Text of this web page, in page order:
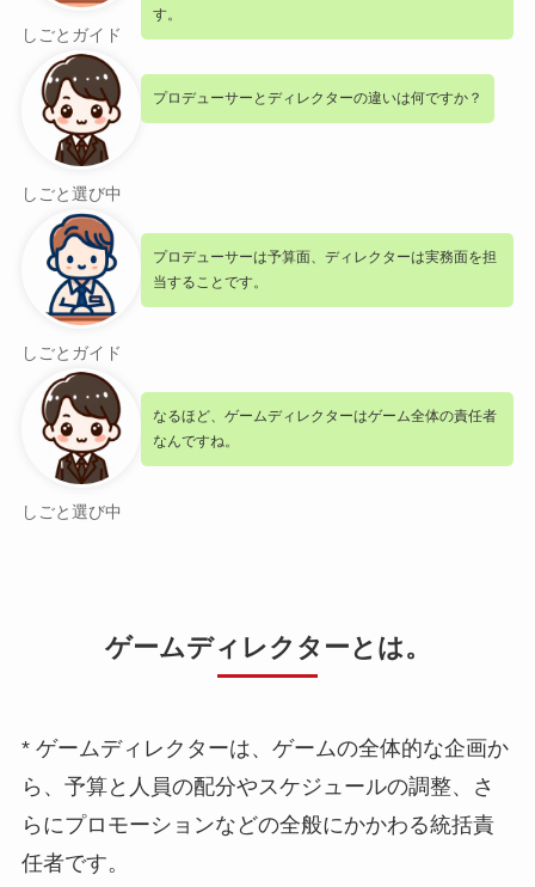
しごとガイド
す。
しごと選び中
プロデューサーとディレクターの違いは何ですか？
しごとガイド
プロデューサーは予算面、ディレクターは実務面を担
当することです。
しごと選び中
なるほど、ゲームディレクターはゲーム全体の責任者
なんですね。
ゲームディレクターとは。
* ゲームディレクターは、ゲームの全体的な企画か
ら、予算と人員の配分やスケジュールの調整、さ
らにプロモーションなどの全般にかかわる統括責
任者です。